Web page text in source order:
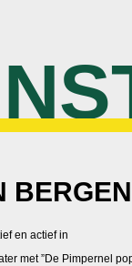
BERGEN
en actief in
met ”De Pimpernel